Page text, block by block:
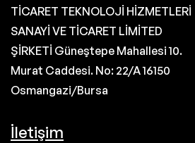
TİCARET TEKNOLOJİ HİZMETLERİ
SANAYİ VE TİCARET LİMİTED
ŞİRKETİ Güneştepe Mahallesi 10.
Murat Caddesi. No: 22/A 16150
Osmangazi/Bursa
İletişim